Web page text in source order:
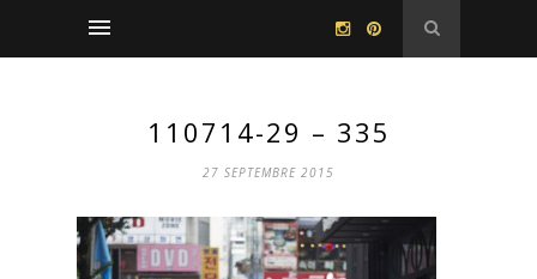
110714-29 – 335
27 SEPTEMBRE 2015